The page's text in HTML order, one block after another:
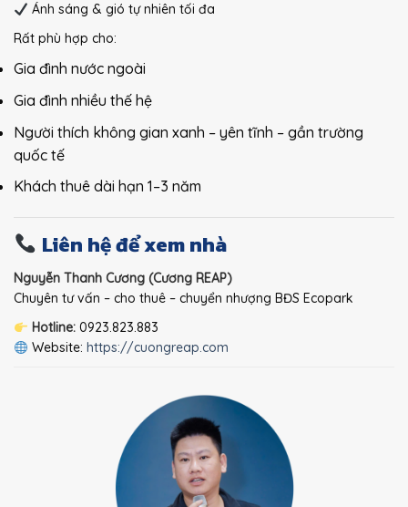
Ánh sáng & gió tự nhiên tối đa
Rất phù hợp cho:
Gia đình nước ngoài
Gia đình nhiều thế hệ
Người thích không gian xanh – yên tĩnh – gần trường
quốc tế
Khách thuê dài hạn 1–3 năm
Liên hệ để xem nhà
Nguyễn Thanh Cương (Cương REAP)
Chuyên tư vấn – cho thuê – chuyển nhượng BĐS Ecopark
Hotline:0923.823.883
Website: https://cuongreap.com